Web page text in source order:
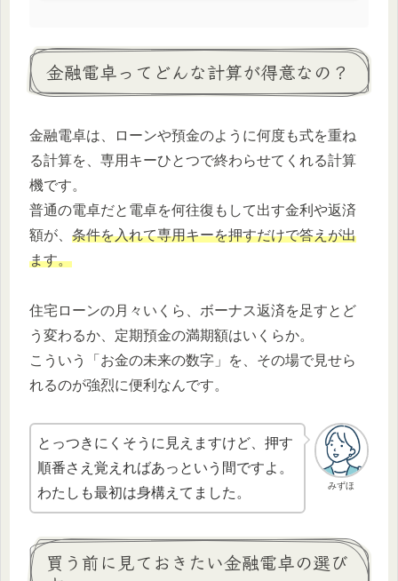
金融電卓ってどんな計算が得意なの？
金融電卓は、ローンや預金のように何度も式を重ね
る計算を、専用キーひとつで終わらせてくれる計算
機です。
普通の電卓だと電卓を何往復もして出す金利や返済
額が、 条件を入れて専用キーを押すだけで答えが出
ます。
住宅ローンの月々いくら、ボーナス返済を足すとど
う変わるか、定期預金の満期額はいくらか。
こういう「お金の未来の数字」を、その場で見せら
れるのが強烈に便利なんです。
みずほ
とっつきにくそうに見えますけど、押す
順番さえ覚えればあっという間ですよ。
わたしも最初は身構えてました。
買う前に見ておきたい金融電卓の選び